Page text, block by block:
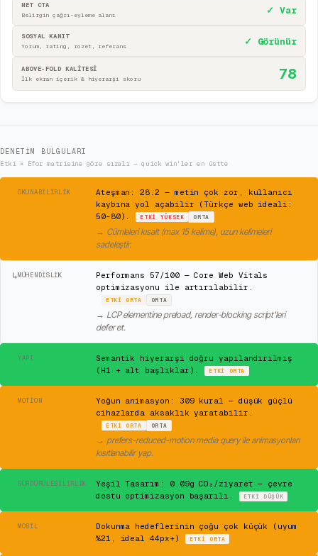
NET CTA
Belirgin çağrı-eyleme alanı ✓ Var
SOSYAL KANIT
Yorum, rating, rozet, referans ✓ Görünür
ABOVE-FOLD KALİTESİ
İlk ekran içerik & hiyerarşi skoru 78
DENETIM BULGULARI
Etki × Efor matrisine göre sıralı — quick win'ler en üstte
OKUNABILIRLIK
Ateşman: 28.2 — metin çok zor, kullanıcı
kaybına yol açabilir (Türkçe web ideali:
50-80).
ETKI YÜKSEK ORTA
→ Cümleleri kısalt (max 15 kelime), uzun kelimeleri
sadeleştir.
↳MÜHENDISLIK
Performans 57/100 — Core Web Vitals
optimizasyonu ile artırılabilir.
ETKIORTA ORTA
→ LCP elementine preload, render-blocking script'leri
defer et.
YAPI
Semantik hiyerarşi doğru yapılandırılmış
(H1 + alt başlıklar).
ETKI ORTA
MOTION
Yoğun animasyon: 309 kural — düşük güçlü
cihazlarda aksaklık yaratabilir.
ETKIORTA ORTA
→ prefers-reduced-motion media query ile animasyonları
kısıtlanabilir yap.
SÜRDÜRÜLEBILIRLIK
Yeşil Tasarım: 0.09g CO₂/ziyaret — çevre
dostu optimizasyon başarılı.
ETKI DÜŞÜK
MOBIL
Dokunma hedeflerinin çoğu çok küçük (uyum
%21, ideal 44px+)
ETKI ORTA